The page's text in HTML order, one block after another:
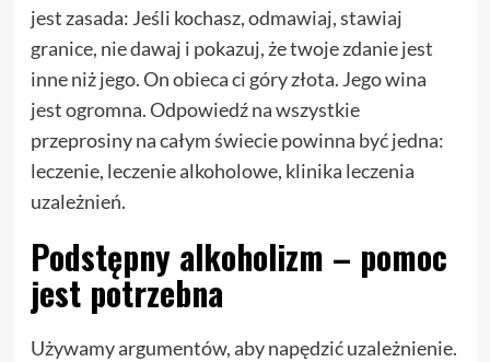
jest zasada: Jeśli kochasz, odmawiaj, stawiaj
granice, nie dawaj i pokazuj, że twoje zdanie jest
inne niż jego. On obieca ci góry złota. Jego wina
jest ogromna. Odpowiedź na wszystkie
przeprosiny na całym świecie powinna być jedna:
leczenie, leczenie alkoholowe, klinika leczenia
uzależnień.
Podstępny alkoholizm – pomoc
jest potrzebna
Używamy argumentów, aby napędzić uzależnienie.